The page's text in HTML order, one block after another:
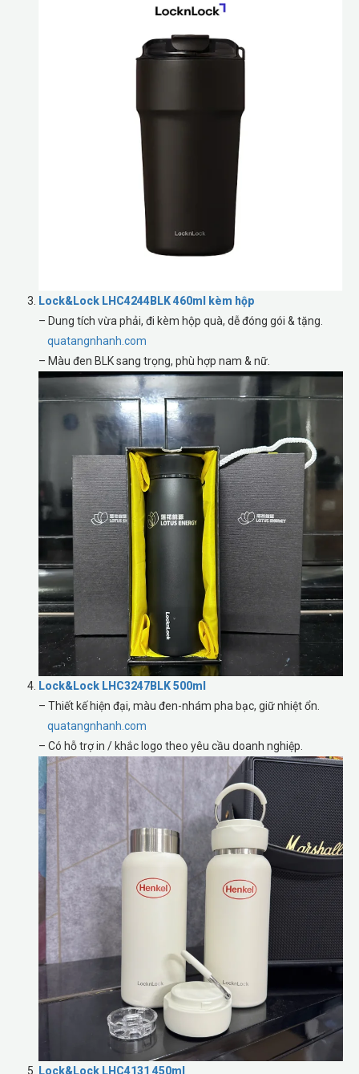
Lock&Lock LHC4244BLK 460ml kèm hộp
– Dung tích vừa phải, đi kèm hộp quà, dễ đóng gói & tặng.
quatangnhanh.com
– Màu đen BLK sang trọng, phù hợp nam & nữ.
Lock&Lock LHC3247BLK 500ml
– Thiết kế hiện đại, màu đen-nhám pha bạc, giữ nhiệt ổn.
quatangnhanh.com
– Có hỗ trợ in / khắc logo theo yêu cầu doanh nghiệp.
Lock&Lock LHC4131 450ml